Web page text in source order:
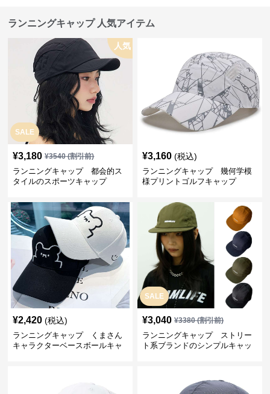
ランニングキャップ 人気アイテム
SALE
人気
¥3,180 ¥3540(割引前)
ランニングキャップ 都会的ス
タイルのスポーツキャップ
¥3,160 (税込)
ランニングキャップ 幾何学模
様プリントゴルフキャップ
¥2,420 (税込)
ランニングキャップ くまさん
キャラクターベースボールキャ
SALE
¥3,040 ¥3380(割引前)
ランニングキャップ ストリー
ト系ブランドのシンプルキャッ